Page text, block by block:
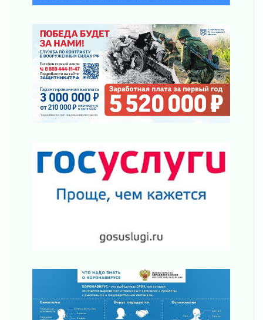
Музеи Ленобласти обновляют пространства
Новая площадка: 2027
03 августа 2026
Часть медиков в Ленобласти сможет
рассчитывать на доплату от региона
03 августа 2026
За сутки в Ленинградской области
ликвидировали 10 пожаров
просится
03 августа 2026
Строительные компании Ленобласти
подняли зарплаты почти на 40% за год
03 августа 2026
Ленинградской области
Ленобласть отмечает День Воздушно-
десантных войск
02 августа 2026